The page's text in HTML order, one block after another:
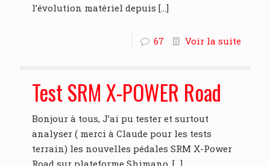
l’évolution matériel depuis […]
67 Voir la suite
Test SRM X-POWER Road
Bonjour à tous, J’ai pu tester et surtout
analyser ( merci à Claude pour les tests
terrain) les nouvelles pédales SRM X-Power